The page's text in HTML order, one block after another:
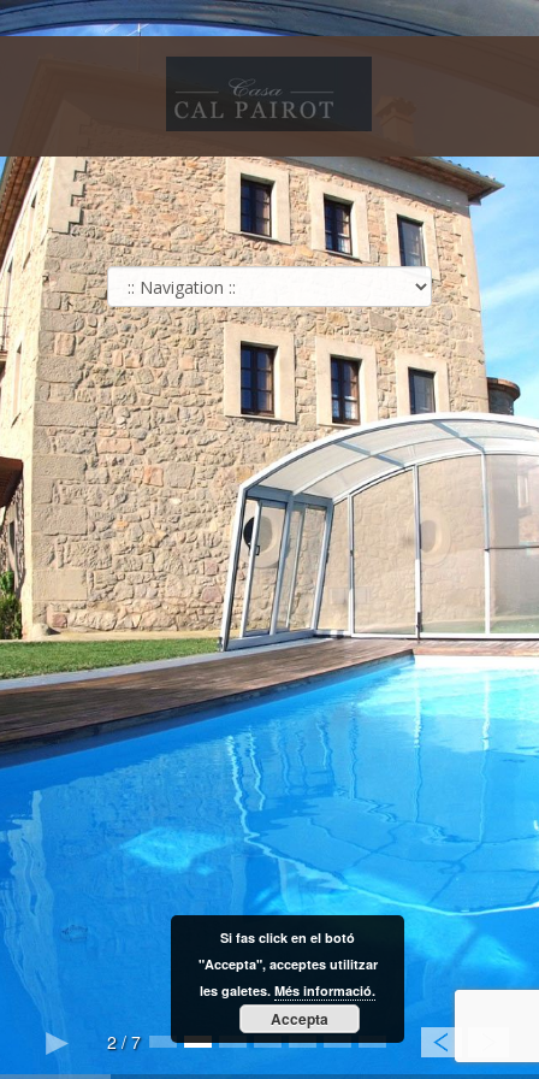
2/7
Si fas click en el botó
"Accepta", acceptes utilitzar
les galetes. Més informació.
Accepta